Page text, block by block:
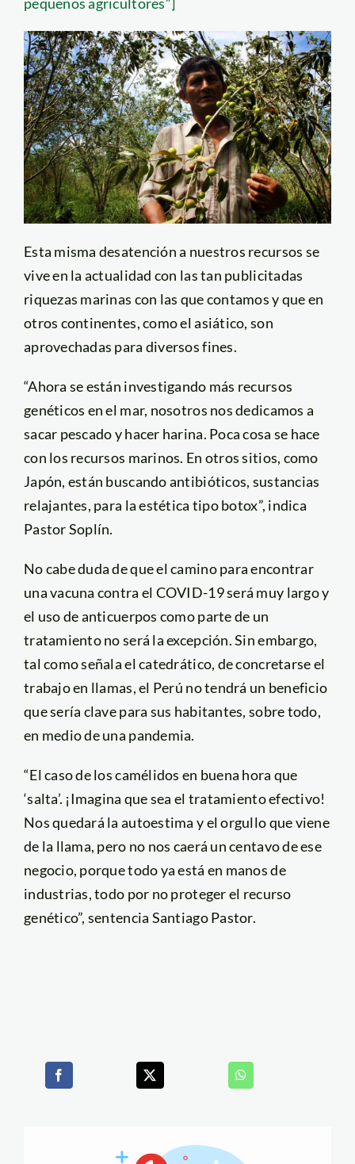
Esta misma desatención a nuestros recursos se
vive en la actualidad con las tan publicitadas
riquezas marinas con las que contamos y que en
otros continentes, como el asiático, son
aprovechadas para diversos fines.
“Ahora se están investigando más recursos
genéticos en el mar, nosotros nos dedicamos a
sacar pescado y hacer harina. Poca cosa se hace
con los recursos marinos. En otros sitios, como
Japón, están buscando antibióticos, sustancias
relajantes, para la estética tipo botox”, indica
Pastor Soplín.
No cabe duda de que el camino para encontrar
una vacuna contra el COVID-19 será muy largo y
el uso de anticuerpos como parte de un
tratamiento no será la excepción. Sin embargo,
tal como señala el catedrático, de concretarse el
trabajo en llamas, el Perú no tendrá un beneficio
que sería clave para sus habitantes, sobre todo,
en medio de una pandemia.
“El caso de los camélidos en buena hora que
‘salta’. ¡Imagina que sea el tratamiento efectivo!
Nos quedará la autoestima y el orgullo que viene
de la llama, pero no nos caerá un centavo de ese
negocio, porque todo ya está en manos de
industrias, todo por no proteger el recurso
genético”, sentencia Santiago Pastor.